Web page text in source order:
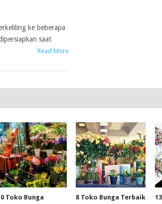
ke beberapa
saat
Read More
Toko Bunga
8 Toko Bunga Terbaik